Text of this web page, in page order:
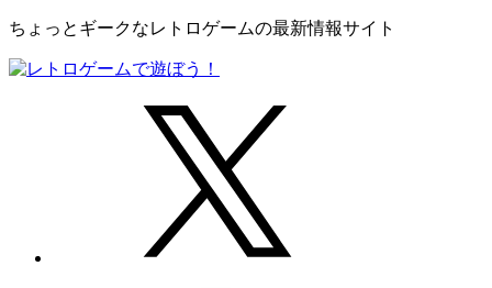
ちょっとギークなレトロゲームの最新情報サイト